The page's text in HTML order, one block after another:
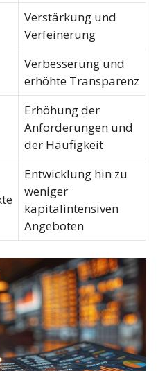
Verstärkung und
Verfeinerung
Verbesserung und
erhöhte Transparenz
Erhöhung der
Anforderungen und
der Häufigkeit
Entwicklung hin zu
weniger
kapitalintensiven
Angeboten